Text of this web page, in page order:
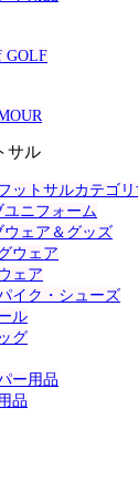
GOLF
サル
ットサルカテゴ
ユニフォーム
ウェア＆グッズ
ウェア
ェア
イク・シューズ
ル
グ
ー用品
品